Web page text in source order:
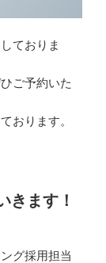
ておりま
ご予約いた
おります。
きます！
グ採用担当